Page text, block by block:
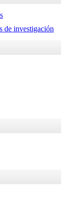
de investigación